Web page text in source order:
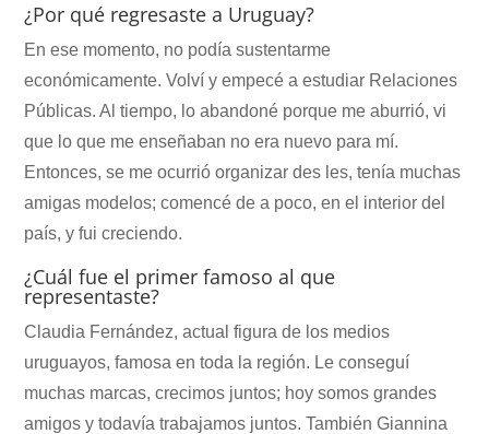
¿Por qué regresaste a Uruguay?
En ese momento, no podía sustentarme
económicamente. Volví y empecé a estudiar Relaciones
Públicas. Al tiempo, lo abandoné porque me aburrió, vi
que lo que me enseñaban no era nuevo para mí.
Entonces, se me ocurrió organizar des les, tenía muchas
amigas modelos; comencé de a poco, en el interior del
país, y fui creciendo.
¿Cuál fue el primer famoso al que
representaste?
Claudia Fernández, actual figura de los medios
uruguayos, famosa en toda la región. Le conseguí
muchas marcas, crecimos juntos; hoy somos grandes
amigos y todavía trabajamos juntos. También Giannina